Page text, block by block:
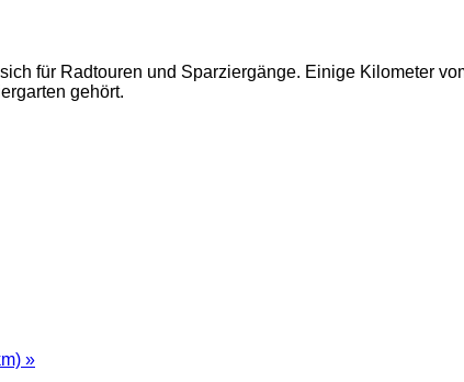
für Radtouren und Sparziergänge. Einige Kilometer
gehört.
»